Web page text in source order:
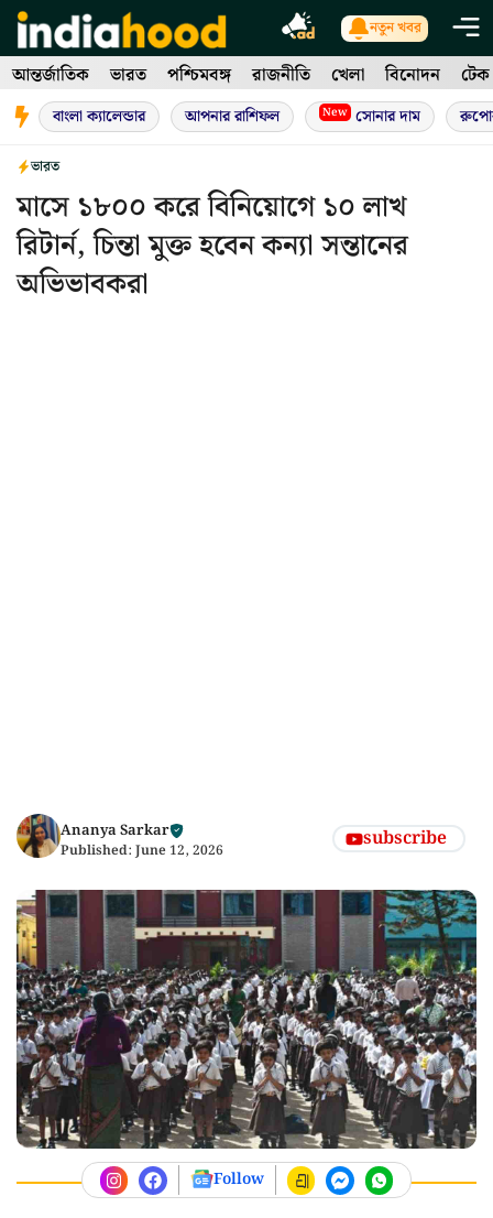
Skip
to
content
নতুন খবর
আন্তর্জাতিক ভারত পশ্চিমবঙ্গ রাজনীতি খেলা বিনোদন টেক
বাংলা ক্যালেন্ডার আপনার রাশিফল New সোনার দাম
ভারত
মাসে ১৮০০ করে বিনিয়োগে ১০ লাখ
রিটার্ন, চিন্তা মুক্ত হবেন কন্যা সন্তানের
অভিভাবকরা
Ananya Sarkar
Published: June 12, 2026 subscribe
Follow